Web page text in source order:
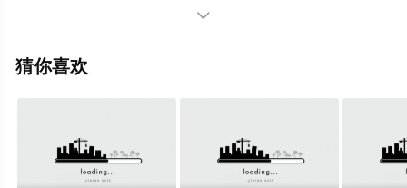
马蒂尔达·德·安杰利斯,埃文斯·阿比
等明星演员精彩演绎的英国,法国电影，手机免费观看高清

猜你喜欢